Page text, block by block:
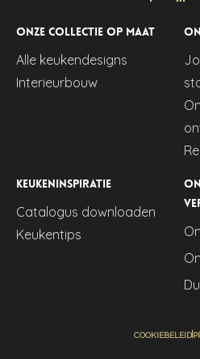
Onze collectie op maat
Alle keukendesigns
Interieurbouw
Keukeninspiratie
Catalogus downloaden
Keukentips
COOKIEBELEID